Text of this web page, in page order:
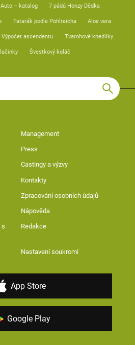
Auto – katalog 7 pádů Honzy Dědka
Tatarák podle Pohlreicha Aloe vera
Výpočet ascendentu Tvarohové knedlíky
Švestkový koláč
Management
Press
Castingy a výzvy
Kontakty
Zpracování osobních údajů
Nápověda
s
Redakce
Nastavení soukromí
App Store
Google Play